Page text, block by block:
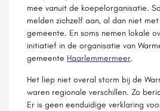
mee vanuit de koepelorganisatie.
melden zichzelf aan, al dan niet
gemeente. En soms nemen lokale
initiatief in de organisatie van
gemeente Haarlemmermeer.
Het liep niet overal storm bij de
waren regionale verschillen. Zo
Er is geen eenduidige verklaring